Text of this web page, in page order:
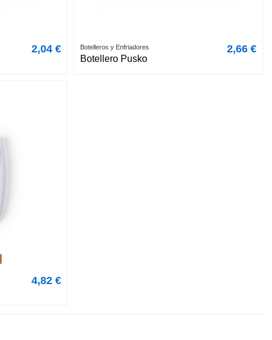
2,04 € Botelleros y Enfriadores
Botellero Pusko
2,66 €
4,82 €